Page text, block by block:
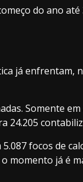
do ano
já
Somente
focos de
momento já é